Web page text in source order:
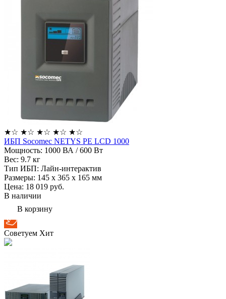
★☆ ★☆ ★☆ ★☆ ★☆
ИБП Socomec NETYS PE LCD 1000
Мощность: 1000 ВА / 600 Вт
Вес: 9.7 кг
Тип ИБП: Лайн-интерактив
Размеры: 145 х 365 х 165 мм
Цена: 18 019 руб.
В наличии
В корзину
Советуем Хит